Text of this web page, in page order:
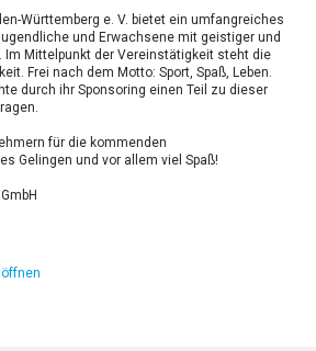
Württemberg e. V. bietet ein umfangreiches
und Erwachsene mit geistiger und
Im Mittelpunkt der Vereinstätigkeit steht die
Frei nach dem Motto: Sport, Spaß, Leben.
durch ihr Sponsoring einen Teil zu dieser
für die kommenden
Gelingen und vor allem viel Spaß!